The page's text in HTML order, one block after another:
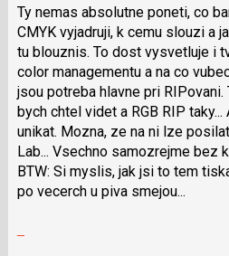
použít
i
klávesy
N
pro
následující
a
pro
předchozí
Ty nemas absolutne poneti, co
CMYK vyjadruji, k cemu slouzi a
tu blouznis. To dost vysvetluje i
color managementu a na co
jsou potreba hlavne pri RIPovani.
bych chtel videt a RGB RIP
unikat. Mozna, ze na ni lze
Lab... Vsechno samozrejme bez
BTW: Si myslis, jak jsi to tem
po vecerch u piva smejou...